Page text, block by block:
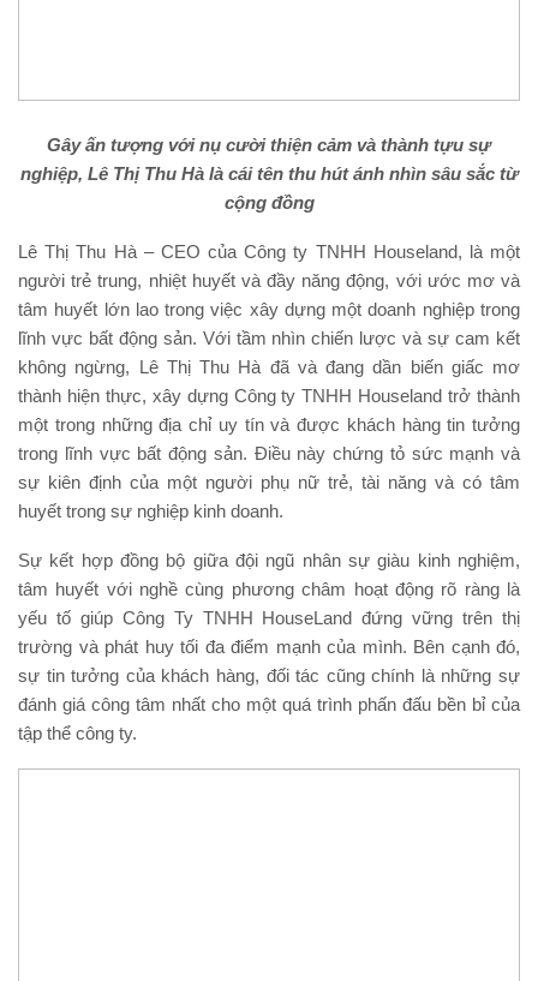
Gây ấn tượng với nụ cườithiện cảm và thành tựu sự
nghiệp, Lê Thị Thu Hà là cái tên thu hút ánh nhìn sâu sắc từ
cộng đồng
Lê Thị Thu Hà – CEO của Công ty TNHH Houseland, là một
người trẻ trung, nhiệt huyết và đầy năng động, với ước mơ và
tâm huyết lớn lao trong việc xây dựng một doanh nghiệp trong
lĩnh vực bất động sản. Với tầm nhìn chiến lược và sự cam kết
không ngừng, Lê Thị Thu Hà đã và đang dần biến giấc mơ
thành hiện thực, xây dựng Công ty TNHH Houseland trở thành
một trong những địa chỉ uy tín và được khách hàng tin tưởng
trong lĩnh vực bất động sản. Điều này chứng tỏ sức mạnh và
sự kiên định của một người phụ nữ trẻ, tài năng và có tâm
huyết trong sự nghiệp kinh doanh.
Sự kết hợp đồng bộ giữa đội ngũ nhân sự giàu kinh nghiệm,
tâm huyết với nghề cùng phương châm hoạt động rõ ràng là
yếu tố giúp Công Ty TNHH HouseLand đứng vững trên thị
trường và phát huy tối đa điểm mạnh của mình. Bên cạnh đó,
sự tin tưởng của khách hàng, đối tác cũng chính là những sự
đánh giá công tâm nhất cho một quá trình phấn đấu bền bỉ của
tập thể công ty.